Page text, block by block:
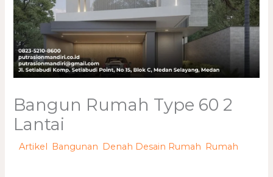
Bangun Rumah Type 60 2
Lantai
/Artikel Bangunan Denah Desain Rumah Rumah